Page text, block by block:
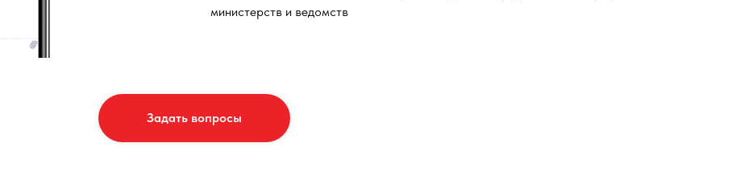
министерств и ведомств
Задать вопросы